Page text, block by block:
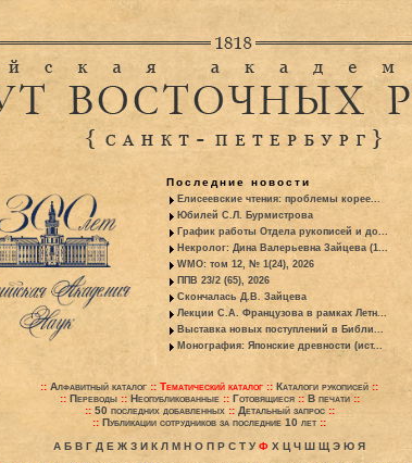
Последние новости
Елисеевские чтения: проблемы корее...
Юбилей С.Л. Бурмистрова
График работы Отдела рукописей и до...
Некролог: Дина Валерьевна Зайцева (1...
WMO: том 12, № 1(24), 2026
ППВ 23/2 (65), 2026
Скончалась Д.В. Зайцева
Лекции С.А. Французова в рамках Летн...
Выставка новых поступлений в Библи...
Монография: Японские древности (ист...
:: Алфавитный каталог :: Тематический каталог :: Каталоги рукописей ::
:: Переводы:: Неопубликованные:: Готовящиеся:: В печати::
:: 50 последних добавленных:: Детальный запрос::
:: Публикации сотрудников за последние 10 лет::
А Б В Г Д Е Ж З И К Л М Н О П Р С Т У Ф Х Ц Ч Ш Щ Э Ю Я